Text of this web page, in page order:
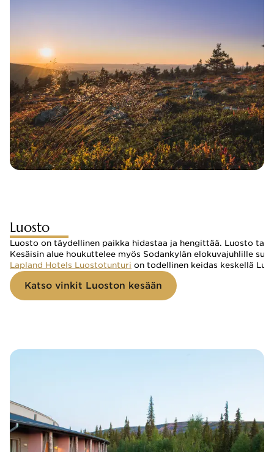
Luosto
Luosto on täydellinen paikka hidastaa ja hengittää. Luosto
Kesäisin alue houkuttelee myös Sodankylän elokuvajuhlille
Lapland Hotels Luostotunturi on todellinen keidas keskellä
Katso vinkit Luoston kesään